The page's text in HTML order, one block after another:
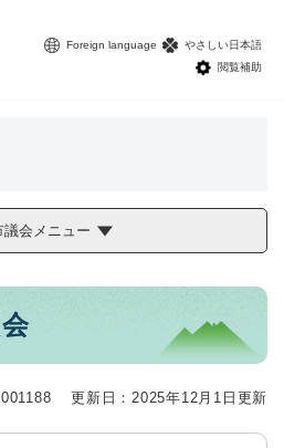
Foreign language
やさしい日本語
閲覧補助
議会メニュー
更新日：2025年12月1日更新